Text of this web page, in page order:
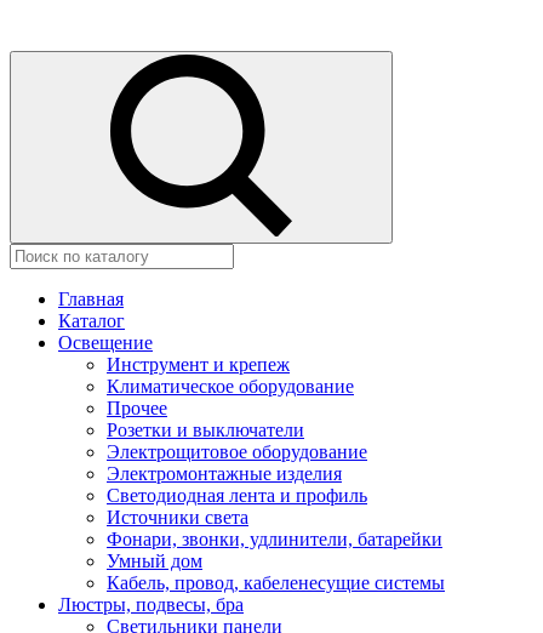
Главная
Каталог
Освещение
Инструмент и крепеж
Климатическое оборудование
Прочее
Розетки и выключатели
Электрощитовое оборудование
Электромонтажные изделия
Светодиодная лента и профиль
Источники света
Фонари, звонки, удлинители, батарейки
Умный дом
Кабель, провод, кабеленесущие системы
Люстры, подвесы, бра
Светильники панели